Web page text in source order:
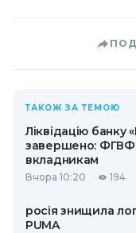
ТАКОЖ ЗА ТЕМОЮ
Ліквідацію банку
завершено:
вкладникам
Вчора 10:20 194
росія знищила
PUMA